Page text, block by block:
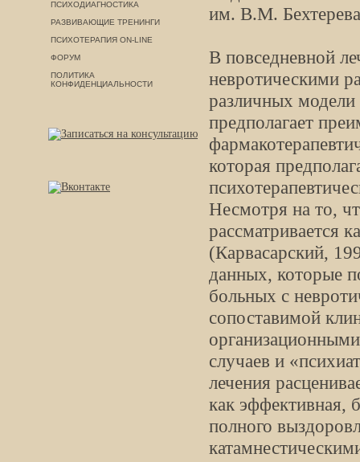
ПСИХОДИАГНОСТИКА
РАЗВИВАЮЩИЕ ТРЕНИНГИ
ПСИХОТЕРАПИЯ ON-LINE
ФОРУМ
ПОЛИТИКА
КОНФИДЕНЦИАЛЬНОСТИ
им. В.М. Бехтерева
В повседневной
невротическими
различных модели
предполагает
которая
Несмотря на то,
рассматривается
(Карвасарский,
данных, которые
больных с
сопоставимой
случаев и
лечения
как эффективная,
полного